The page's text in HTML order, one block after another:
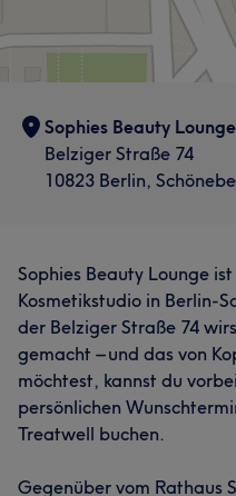
Was unsere Kunden über
Kompetent 11
Professionell 8
Sophies Beauty Lounge
Belziger Straße 74
10823 Berlin,
Sophies Beauty Lounge
Kosmetikstudio in Berlin-
der Belziger Straße 74
gemacht – und das von
möchtest, kannst du
persönlichen
Treatwell buchen.
Gegenüber vom Rathaus